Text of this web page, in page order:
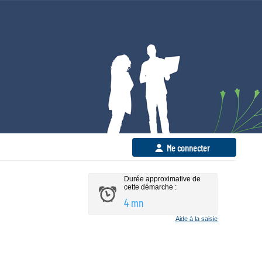
Me connecter
Durée approximative de
cette démarche :
4 mn
Aide à la saisie